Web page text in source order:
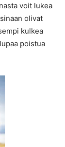
voit lukea
olivat
kulkea
poistua